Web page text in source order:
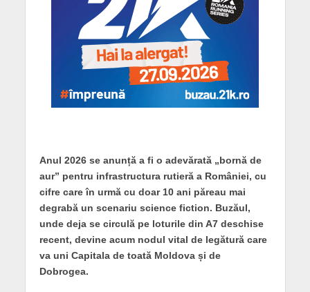
Anul 2026 se anunță a fi o adevărată „bornă de
aur” pentru infrastructura rutieră a României, cu
cifre care în urmă cu doar 10 ani păreau mai
degrabă un scenariu science fiction. Buzăul,
unde deja se circulă pe loturile din A7 deschise
recent, devine acum nodul vital de legătură care
va uni Capitala de toată Moldova și de
Dobrogea.